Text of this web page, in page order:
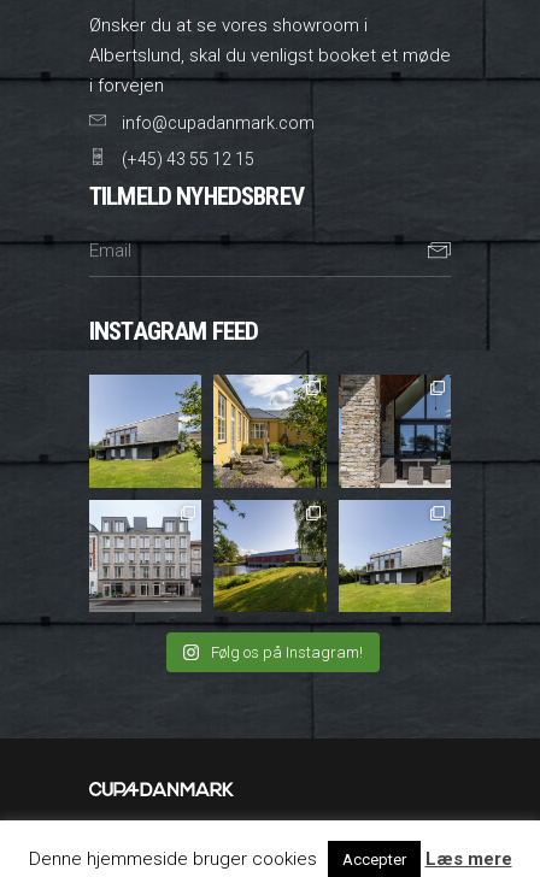
Ønsker du at se vores showroom i
Albertslund, skal du venligst booket et møde
i forvejen
info@cupadanmark.com
(+45) 43 55 12 15
TILMELD NYHEDSBREV
INSTAGRAM FEED
Følg os på Instagram!
LinkedIn
Denne hjemmeside bruger cookies Accepter Læs mere